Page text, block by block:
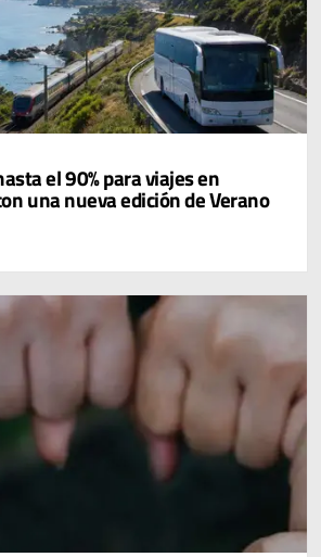
el 90% para viajes en
una nueva edición de Verano